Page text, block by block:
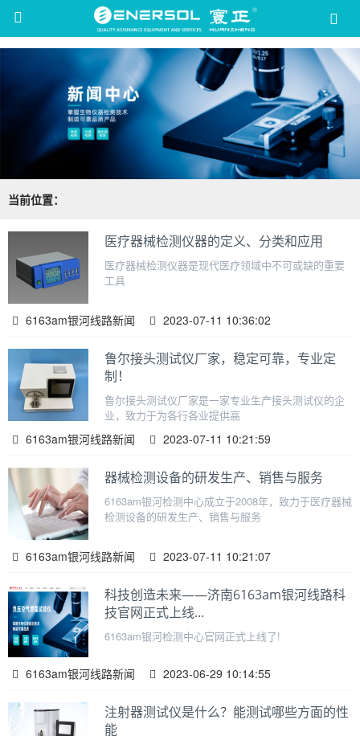
51La
当前位置：
医疗器械检测仪器的定义、分类和应用
医疗器械检测仪器是现代医疗领域中不可或缺的重要
工具
6163am银河线路新闻 2023-07-11 10:36:02
鲁尔接头测试仪厂家，稳定可靠，专业定
制！
鲁尔接头测试仪厂家是一家专业生产接头测试仪的企
业，致力于为各行各业提供高
6163am银河线路新闻 2023-07-11 10:21:59
器械检测设备的研发生产、销售与服务
6163am银河检测中心成立于2008年，致力于医疗器械
检测设备的研发生产、销售与服务
6163am银河线路新闻 2023-07-11 10:21:07
科技创造未来——济南6163am银河线路科
技官网正式上线...
6163am银河检测中心官网正式上线了!
6163am银河线路新闻 2023-06-29 10:14:55
注射器测试仪是什么？能测试哪些方面的性
能